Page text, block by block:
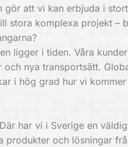
gör att vi kan erbjuda i
stora komplexa projekt –
ligger i tiden. Våra
nya transportsätt.
i hög grad hur vi
har vi i Sverige en
produkter och lösningar